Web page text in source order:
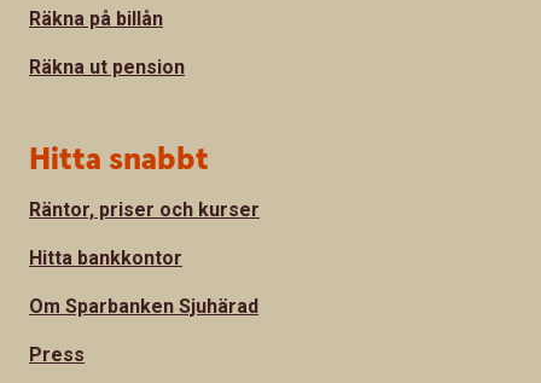
Räkna på billån
Räkna ut pension
Hitta snabbt
Räntor, priser och kurser
Hitta bankkontor
Om Sparbanken Sjuhärad
Press